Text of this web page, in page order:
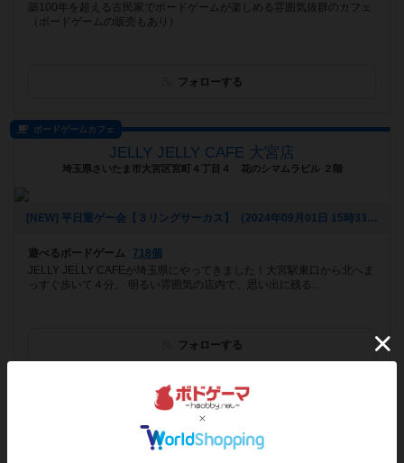
築100年を超える古民家でボードゲームが楽しめる雰囲気抜群のカフェ
（ボードゲームの販売もあり）
フォローする
ボードゲームカフェ
JELLY JELLY CAFE 大宮店
埼玉県さいたま市大宮区宮町４丁目４ 花のシマムラビル ２階
[NEW] 平日重ゲー会【３リングサーカス】（2024年09月01日 15時33分）
遊べるボードゲーム
718個
JELLY JELLY CAFEが埼玉県にやってきました！大宮駅東口から北へま
っすぐ歩いて４分。 明るい雰囲気の店内で、思い出に残る...
フォローする
福岡県久留米市東櫛原町１１０５-１-2階